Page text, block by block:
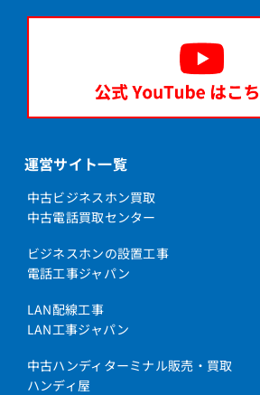
運営サイト一覧
中古ビジネスホン買取
中古電話買取センター
ビジネスホンの設置工事
電話工事ジャパン
LAN配線工事
LAN工事ジャパン
中古ハンディターミナル販売・買取
ハンディ屋